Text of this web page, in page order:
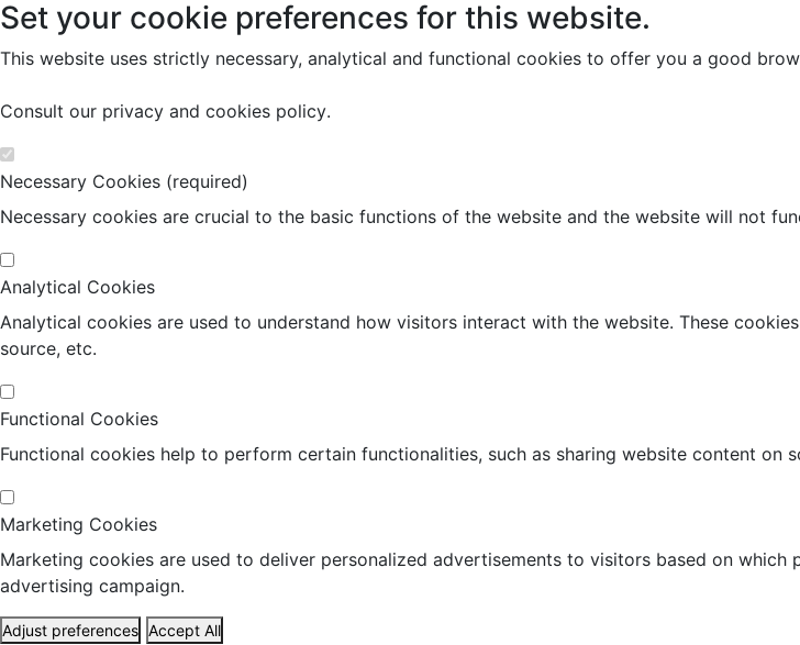
Set your cookie preferences for this website.
This website uses strictly necessary, analytical and functional cookies to offer you a good
Consult our privacy and cookies policy.
Necessary Cookies (required)
Necessary cookies are crucial to the basic functions of the website and the website will not
Analytical Cookies
Analytical cookies are used to understand how visitors interact with the website. These
source, etc.
Functional Cookies
Functional cookies help to perform certain functionalities, such as sharing website content
Marketing Cookies
Marketing cookies are used to deliver personalized advertisements to visitors based on
advertising campaign.
Adjust preferences Accept All